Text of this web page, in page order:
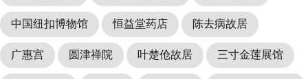
中国纽扣博物馆 恒益堂药店 陈去病故居
广惠宫 圆津禅院 叶楚伧故居 三寸金莲展馆